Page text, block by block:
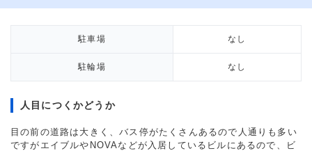
駐車場 なし
駐輪場 なし
人目につくかどうか
目の前の道路は大きく、バス停がたくさんあるので人通りも多い
ですがエイブルやNOVAなどが入居しているビルにあるので、ビ